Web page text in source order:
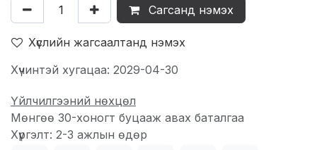
Сагсанд нэмэх
Хүслийн жагсаалтанд нэмэх
Хүчинтэй хугацаа: 2029-04-30
Үйлчилгээний нөхцөл
Мөнгөө 30-хоногт буцааж авах баталгаа
Хүргэлт: 2-3 ажлын өдөр